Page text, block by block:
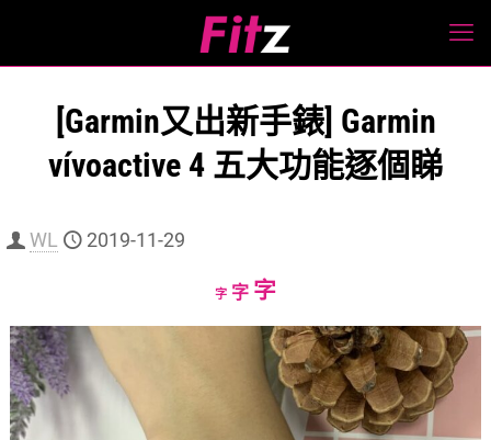
[Garmin又出新手錶] Garmin
vívoactive 4 五大功能逐個睇
WL 2019-11-29
字Decrease
字Reset
size.
字Increase
size.